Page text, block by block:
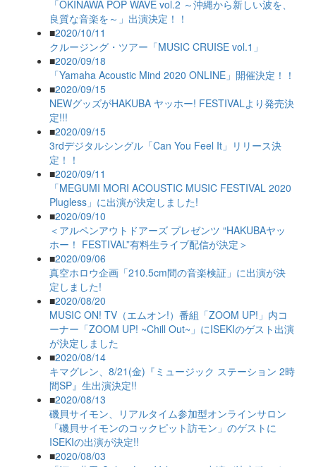
「OKINAWA POP WAVE vol.2 ～沖縄から新しい波を、
良質な音楽を～」出演決定！！
■2020/10/11
クルージング・ツアー「MUSIC CRUISE vol.1」
■2020/09/18
「Yamaha Acoustic Mind 2020 ONLINE」開催決定！！
■2020/09/15
NEWグッズがHAKUBA ヤッホー! FESTIVALより発売決
定!!!
■2020/09/15
3rdデジタルシングル「Can You Feel It」リリース決
定！！
■2020/09/11
「MEGUMI MORI ACOUSTIC MUSIC FESTIVAL 2020
Plugless」に出演が決定しました!
■2020/09/10
＜アルペンアウトドアーズ プレゼンツ “HAKUBAヤッ
ホー！ FESTIVAL”有料生ライブ配信が決定＞
■2020/09/06
真空ホロウ企画「210.5cm間の音楽検証」に出演が決
定しました!
■2020/08/20
MUSIC ON! TV（エムオン!）番組「ZOOM UP!」内コ
ーナー「ZOOM UP! ~Chill Out~」にISEKIのゲスト出演
が決定しました
■2020/08/14
キマグレン、8/21(金)『ミュージック ステーション 2時
間SP』生出演決定!!
■2020/08/13
磯貝サイモン、リアルタイム参加型オンラインサロン
「磯貝サイモンのコックピット訪モン」のゲストに
ISEKIの出演が決定!!
■2020/08/03